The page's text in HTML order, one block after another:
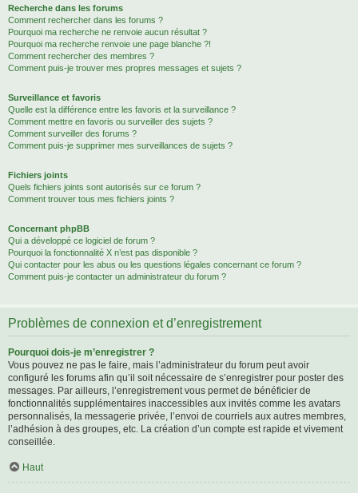
Recherche dans les forums
Comment rechercher dans les forums ?
Pourquoi ma recherche ne renvoie aucun résultat ?
Pourquoi ma recherche renvoie une page blanche ?!
Comment rechercher des membres ?
Comment puis-je trouver mes propres messages et sujets ?
Surveillance et favoris
Quelle est la différence entre les favoris et la surveillance ?
Comment mettre en favoris ou surveiller des sujets ?
Comment surveiller des forums ?
Comment puis-je supprimer mes surveillances de sujets ?
Fichiers joints
Quels fichiers joints sont autorisés sur ce forum ?
Comment trouver tous mes fichiers joints ?
Concernant phpBB
Qui a développé ce logiciel de forum ?
Pourquoi la fonctionnalité X n’est pas disponible ?
Qui contacter pour les abus ou les questions légales concernant ce forum ?
Comment puis-je contacter un administrateur du forum ?
Problèmes de connexion et d’enregistrement
Pourquoi dois-je m’enregistrer ?
Vous pouvez ne pas le faire, mais l’administrateur du forum peut avoir
configuré les forums afin qu’il soit nécessaire de s’enregistrer pour poster des
messages. Par ailleurs, l’enregistrement vous permet de bénéficier de
fonctionnalités supplémentaires inaccessibles aux invités comme les avatars
personnalisés, la messagerie privée, l’envoi de courriels aux autres membres,
l’adhésion à des groupes, etc. La création d’un compte est rapide et vivement
conseillée.
Haut